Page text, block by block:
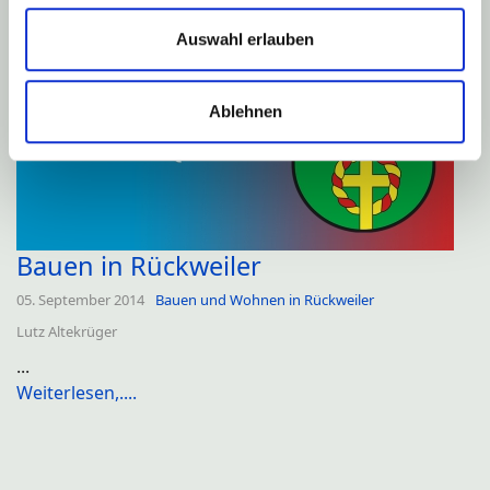
Auswahl erlauben
Ablehnen
Bauen in Rückweiler
05. September 2014
Bauen und Wohnen in Rückweiler
Lutz Altekrüger
...
Weiterlesen,....